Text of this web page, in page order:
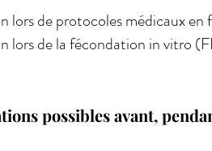
lors de protocoles médicaux
lors de la fécondation in vitro
possibles avant,